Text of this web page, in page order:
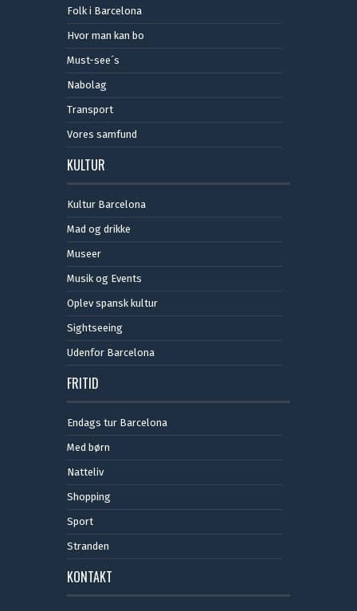
Folk i Barcelona
Hvor man kan bo
Must-see´s
Nabolag
Transport
Vores samfund
KULTUR
Kultur Barcelona
Mad og drikke
Museer
Musik og Events
Oplev spansk kultur
Sightseeing
Udenfor Barcelona
FRITID
Endags tur Barcelona
Med børn
Natteliv
Shopping
Sport
Stranden
KONTAKT